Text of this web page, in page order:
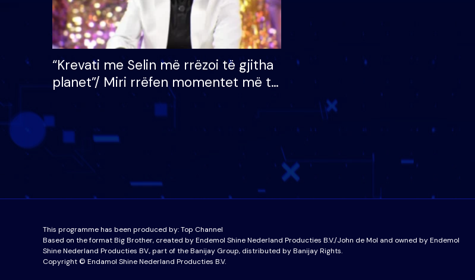
“Krevati me Selin më rrëzoi të gjitha
planet”/ Miri rrëfen momentet më të
bukura në shtëpinë e BB VIP: Do më
mungojë zilja e mëngjesit kur…
This programme has been produced by:Top Channel
Based on the format Big Brother, created by Endemol Shine Nederland Producties B.V./John de Mol and owned by Endemol
Shine Nederland Producties BV., part of the Banijay Group, distributed by Banijay Rights.
Copyright © Endamol Shine Nederland Producties B.V.